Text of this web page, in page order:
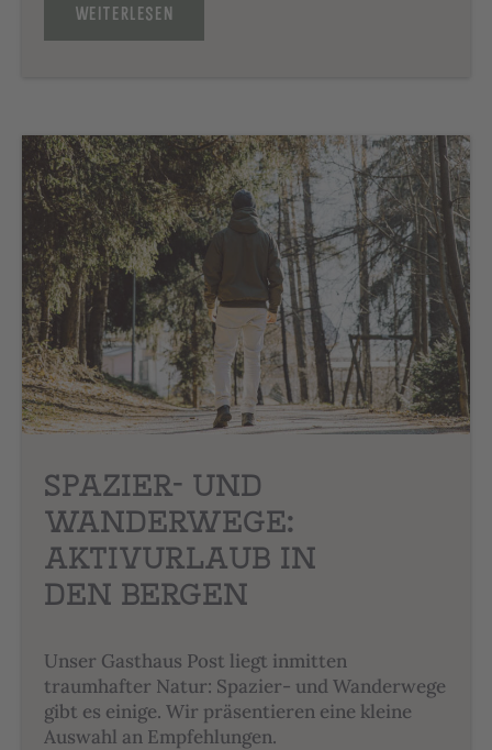
WEITERLESEN
SPAZIER- UND
WANDERWEGE:
AKTIVURLAUB IN
DEN BERGEN
Unser Gasthaus Post liegt inmitten
traumhafter Natur: Spazier- und Wanderwege
gibt es einige. Wir präsentieren eine kleine
Auswahl an Empfehlungen.